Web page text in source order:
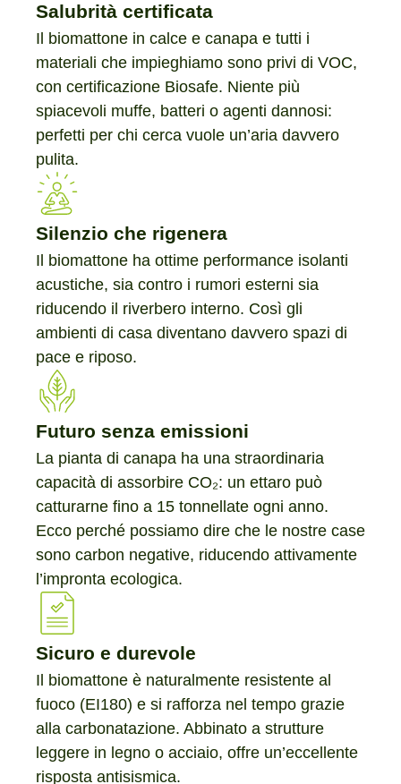
Salubrità certificata
Il biomattone in calce e canapa e tutti i
materiali che impieghiamo sono privi di VOC,
con certificazione Biosafe. Niente più
spiacevoli muffe, batteri o agenti dannosi:
perfetti per chi cerca vuole un’aria davvero
pulita.
Silenzio che rigenera
Il biomattone ha ottime performance isolanti
acustiche, sia contro i rumori esterni sia
riducendo il riverbero interno. Così gli
ambienti di casa diventano davvero spazi di
pace e riposo.
Futuro senza emissioni
La pianta di canapa ha una straordinaria
capacità di assorbire CO₂: un ettaro può
catturarne fino a 15 tonnellate ogni anno.
Ecco perché possiamo dire che le nostre case
sono carbon negative, riducendo attivamente
l’impronta ecologica.
Sicuro e durevole
Il biomattone è naturalmente resistente al
fuoco (EI180) e si rafforza nel tempo grazie
alla carbonatazione. Abbinato a strutture
leggere in legno o acciaio, offre un’eccellente
risposta antisismica.